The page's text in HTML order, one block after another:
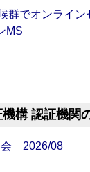
群でオンライ
MS
構 認証機関
会 2026/08